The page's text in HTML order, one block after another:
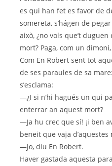
es qui han fet es favor de
somereta, s’hágen de
això, ¿no vols que’t
mort? Paga, com un
Com En Robert sent tot
de ses paraules de sa
s’esclama:
—¿I si n’hi hagués un qui
enterrar an aquest mort?
—Ja hu crec que sí! ¡i ben
beneit que vaja d’aquestes
—Jo, diu En Robert.
Haver gastada aquesta